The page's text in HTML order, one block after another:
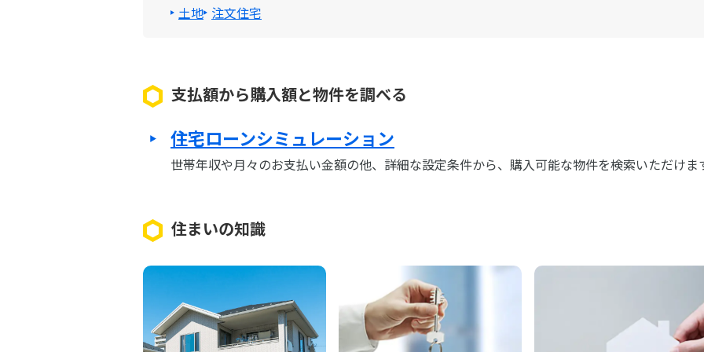
土地 注文住宅
支払額から購入額と物件を調べる
住宅ローンシミュレーション
世帯年収や月々のお支払い金額の他、詳細な設定条件から、購入可能な物件を検索いただけま
住まいの知識